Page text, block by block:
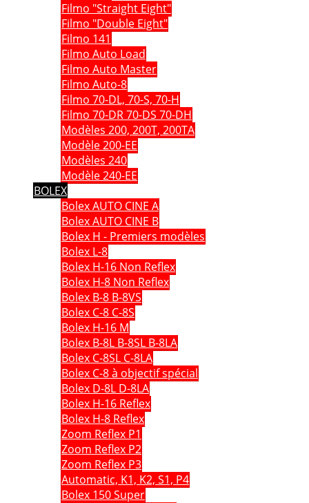
Filmo "Straight Eight"
Filmo "Double Eight"
Filmo 141
Filmo Auto Load
Filmo Auto Master
Filmo Auto-8
Filmo 70-DL, 70-S, 70-H
Filmo 70-DR 70-DS 70-DH
Modèles 200, 200T, 200TA
Modèle 200-EE
Modèles 240
Modèle 240-EE
BOLEX
Bolex AUTO CINE A
Bolex AUTO CINE B
Bolex H - Premiers modèles
Bolex L-8
Bolex H-16 Non Reflex
Bolex H-8 Non Reflex
Bolex B-8 B-8VS
Bolex C-8 C-8S
Bolex H-16 M
Bolex B-8L B-8SL B-8LA
Bolex C-8SL C-8LA
Bolex C-8 à objectif spécial
Bolex D-8L D-8LA
Bolex H-16 Reflex
Bolex H-8 Reflex
Zoom Reflex P1
Zoom Reflex P2
Zoom Reflex P3
Automatic, K1, K2, S1, P4
Bolex 150 Super